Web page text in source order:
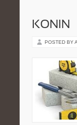
KONIN
POSTED BY